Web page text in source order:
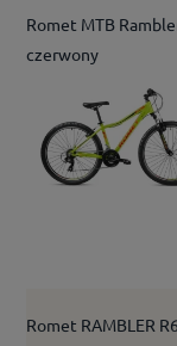
Romet MTB
czerwony
Romet RAMBLER